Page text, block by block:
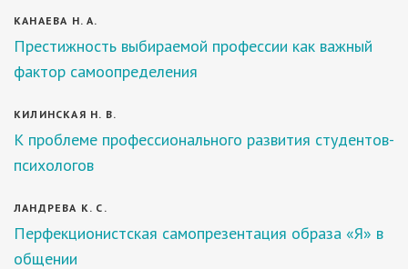
КАНАЕВА Н. А.
Престижность выбираемой профессии как важный
фактор самоопределения
КИЛИНСКАЯ Н. В.
К проблеме профессионального развития студентов-
психологов
ЛАНДРЕВА К. С.
Перфекционистская самопрезентация образа «Я» в
общении